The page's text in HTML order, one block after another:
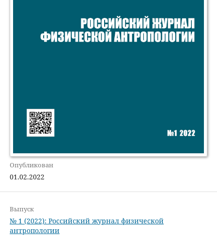
Опубликован
01.02.2022
Выпуск
№ 1 (2022): Российский журнал физической
антропологии